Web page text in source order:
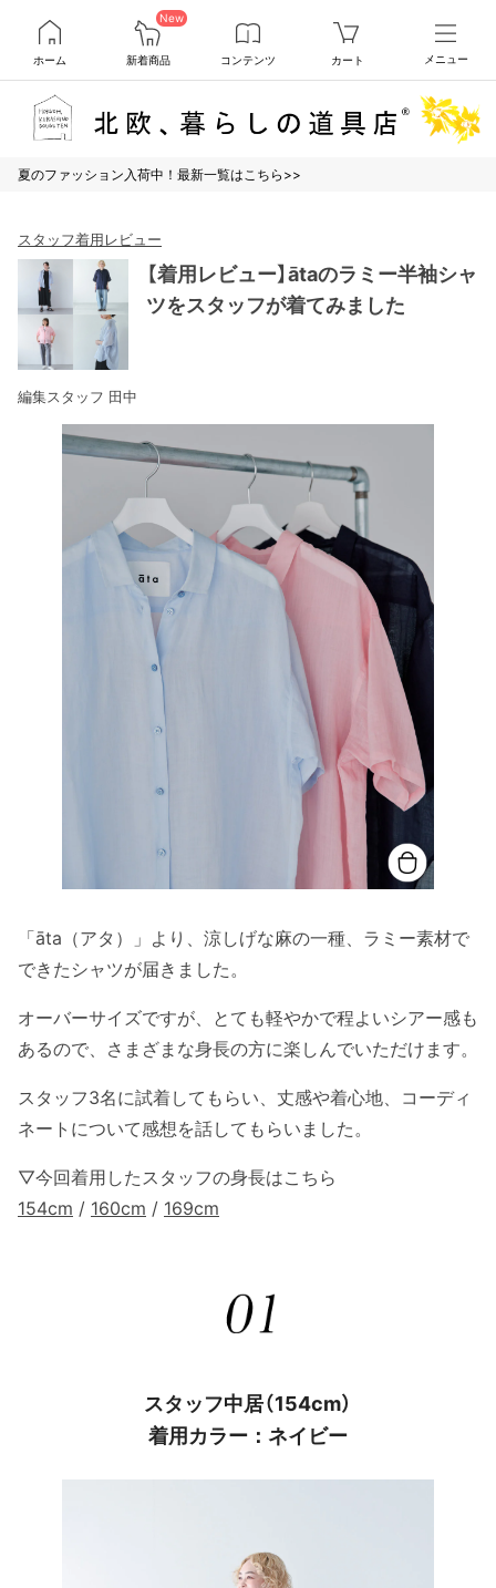
ホーム
New
新着商品 コンテンツ カート メニュー
夏のファッション入荷中！最新一覧はこちら>>
スタッフ着用レビュー
【着用レビュー】ātaのラミー半袖シャ
ツをスタッフが着てみました
編集スタッフ 田中
「āta（アタ）」より、涼しげな麻の一種、ラミー素材で
できたシャツが届きました。
オーバーサイズですが、とても軽やかで程よいシアー感も
あるので、さまざまな身長の方に楽しんでいただけます。
スタッフ3名に試着してもらい、丈感や着心地、コーディ
ネートについて感想を話してもらいました。
▽今回着用したスタッフの身長はこちら
154cm / 160cm / 169cm
スタッフ中居（154cm）
着用カラー：ネイビー